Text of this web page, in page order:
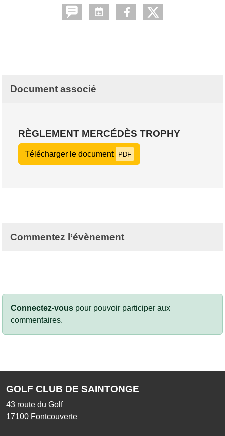
Document associé
RÈGLEMENT MERCÉDÈS TROPHY
Télécharger le document PDF
Commentez l’évènement
Connectez-vous pour pouvoir participer aux
commentaires.
GOLF CLUB DE SAINTONGE
43 route du Golf
17100 Fontcouverte